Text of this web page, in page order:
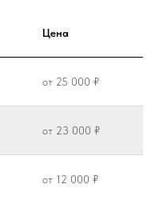
Цена
от 25 000 ₽
от 23 000 ₽
от 12 000 ₽